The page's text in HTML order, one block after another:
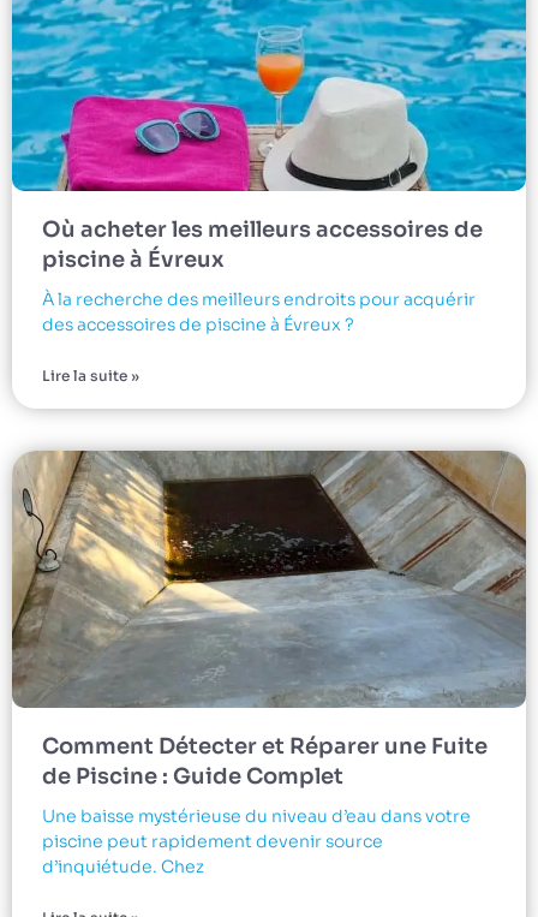
Où acheter les meilleurs accessoires de
piscine à Évreux
À la recherche des meilleurs endroits pour acquérir
des accessoires de piscine à Évreux ?
Lire la suite »
Comment Détecter et Réparer une Fuite
de Piscine : Guide Complet
Une baisse mystérieuse du niveau d’eau dans votre
piscine peut rapidement devenir source
d’inquiétude. Chez